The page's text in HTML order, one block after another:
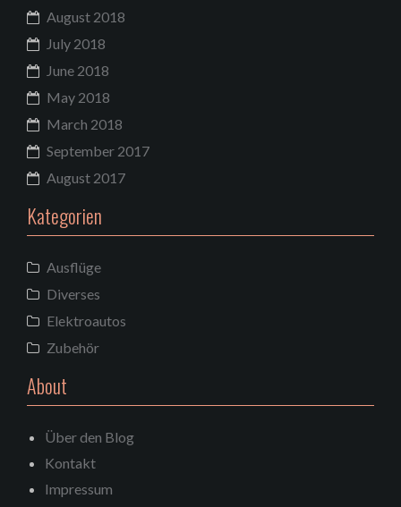
August 2018
July 2018
June 2018
May 2018
March 2018
September 2017
August 2017
Kategorien
Ausflüge
Diverses
Elektroautos
Zubehör
About
Über den Blog
Kontakt
Impressum